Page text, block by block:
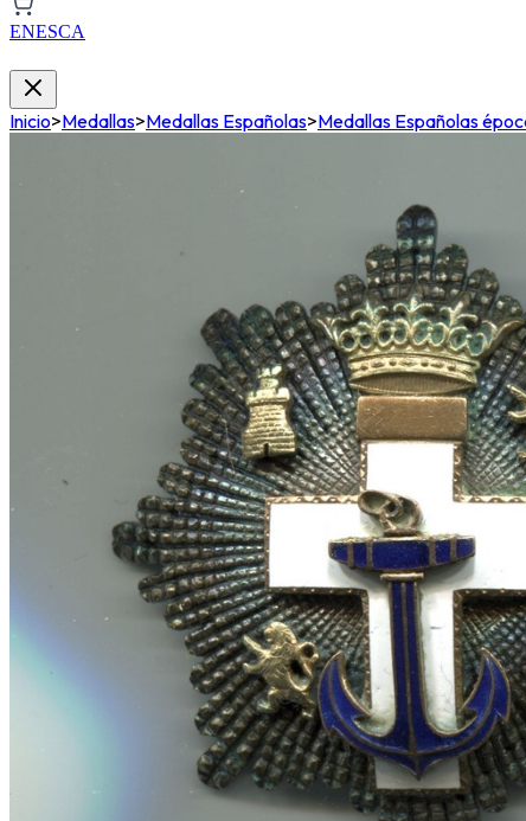
ENESCA
Inicio>Medallas>Medallas Españolas>Medallas Españolas